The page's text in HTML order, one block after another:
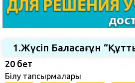
1.Жүсіп Баласағұн
20 бет
Білу тапсырмалары